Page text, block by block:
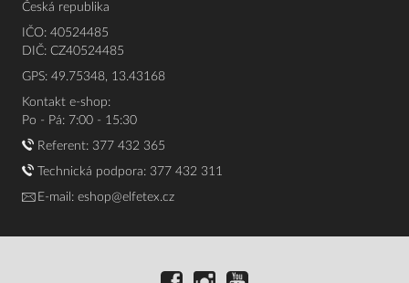
Česká republika
IČO: 40524485
DIČ: CZ40524485
GPS: 49.75348, 13.43168
Kontakt e-shop:
Po - Pá: 7:00 - 15:30
Referent: 377 432 365
Technická podpora: 377 432 311
E-mail: eshop@elfetex.cz